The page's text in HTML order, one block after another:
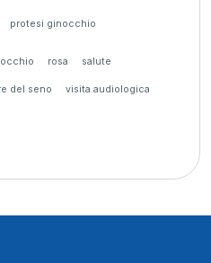
protesi ginocchio
rosa salute
del seno visita audiologica